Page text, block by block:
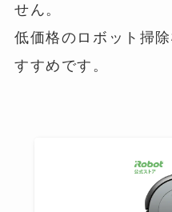
せん。
低価格のロボット掃
すすめです。